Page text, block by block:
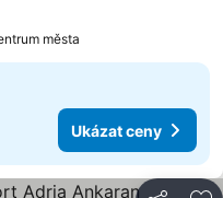
města
Ukázat ceny